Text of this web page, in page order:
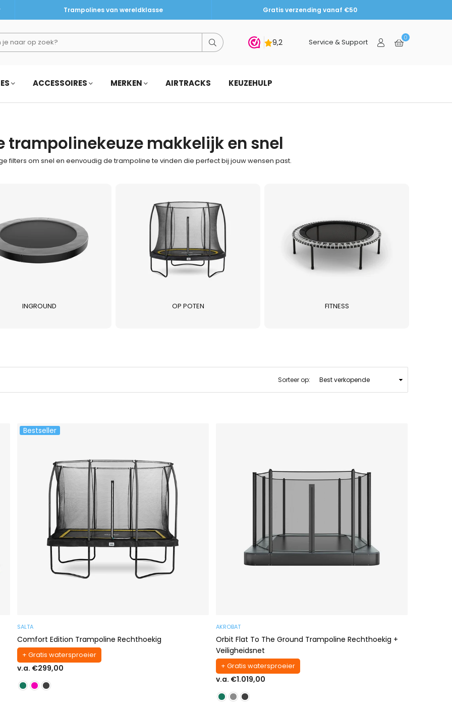
Trampolines van wereldklasse Gratis verzending vanaf €50
Bevestigen Service & Support 0
ACCESSOIRES MERKEN AIRTRACKS KEUZEHULP
trampolinekeuze makkelijk en snel
filters om snel en eenvoudig de trampoline te vinden die perfect bij jouw wensen past.
INGROUND OP POTEN FITNESS
Sorteer op:
Bestseller
SALTA
Comfort Edition Trampoline Rechthoekig
+ Gratis watersproeier
v.a. €299,00
AKROBAT
Orbit Flat To The Ground Trampoline Rechthoekig +
Veiligheidsnet
+ Gratis watersproeier
v.a. €1.019,00